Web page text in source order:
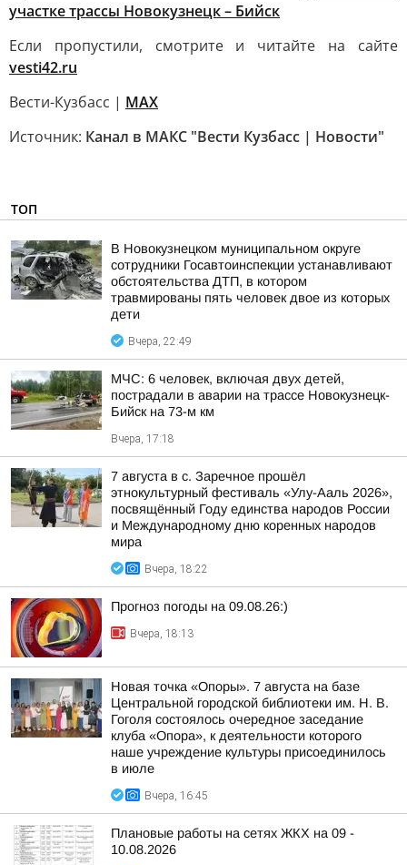
участке трассы Новокузнецк – Бийск
Если пропустили, смотрите и читайте на сайте
vesti42.ru
Вести-Кузбасс | MAX
Источник: Канал в МАКС "Вести Кузбасс | Новости"
ТОП
В Новокузнецком муниципальном округе
сотрудники Госавтоинспекции устанавливают
обстоятельства ДТП, в котором
травмированы пять человек двое из которых
дети
Вчера, 22:49
МЧС: 6 человек, включая двух детей,
пострадали в аварии на трассе Новокузнецк-
Бийск на 73-м км
Вчера, 17:18
7 августа в с. Заречное прошёл
этнокультурный фестиваль «Улу-Ааль 2026»,
посвящённый Году единства народов России
и Международному дню коренных народов
мира
Вчера, 18:22
Прогноз погоды на 09.08.26:)
Вчера, 18:13
Новая точка «Опоры». 7 августа на базе
Центральной городской библиотеки им. Н. В.
Гоголя состоялось очередное заседание
клуба «Опора», к деятельности которого
наше учреждение культуры присоединилось
в июле
Вчера, 16:45
Плановые работы на сетях ЖКХ на 09 -
10.08.2026